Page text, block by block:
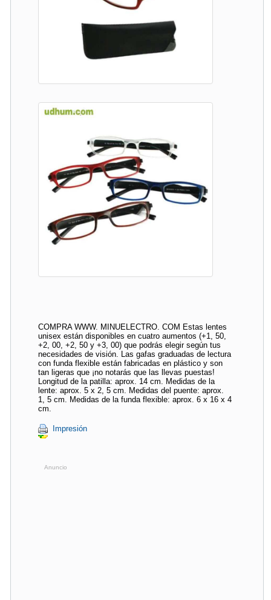
COMPRA WWW. MINUELECTRO. COM Estas lentes
unisex están disponibles en cuatro aumentos (+1, 50,
+2, 00, +2, 50 y +3, 00) que podrás elegir según tus
necesidades de visión. Las gafas graduadas de lectura
con funda flexible están fabricadas en plástico y son
tan ligeras que ¡no notarás que las llevas puestas!
Longitud de la patilla: aprox. 14 cm. Medidas de la
lente: aprox. 5 x 2, 5 cm. Medidas del puente: aprox.
1, 5 cm. Medidas de la funda flexible: aprox. 6 x 16 x 4
cm.
Impresión
Anuncio